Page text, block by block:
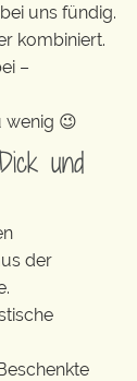
uns fündig.
kombiniert.
–
wenig 😉
und
der